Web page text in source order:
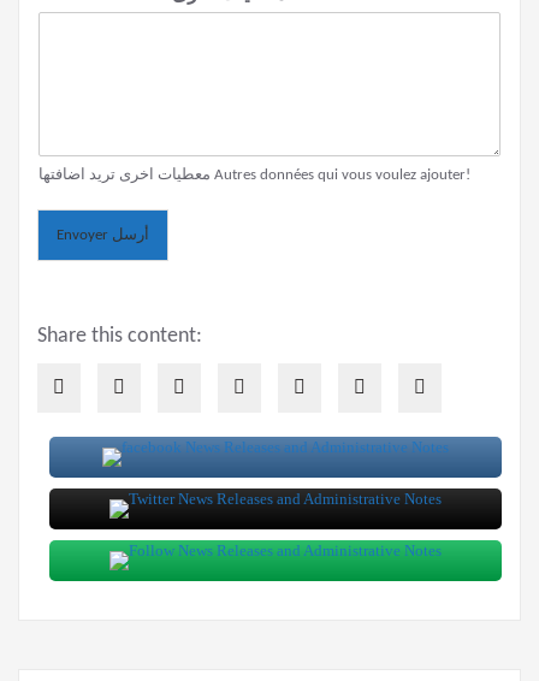
معطيات اخرى تريد اضافتها Autres données qui vous voulez ajouter!
Envoyer أرسل
Share this content: